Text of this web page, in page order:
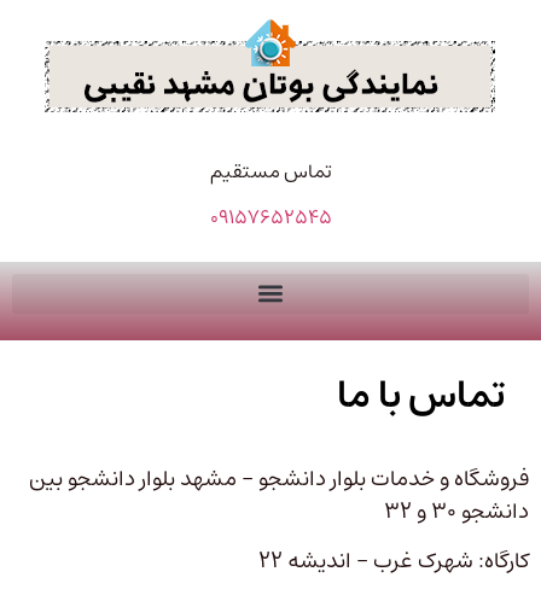
تماس مستقیم
09157652545
تماس با ما
فروشگاه و خدمات بلوار دانشجو – مشهد بلوار دانشجو بین
دانشجو 30 و 32
کارگاه: شهرک غرب – اندیشه 22